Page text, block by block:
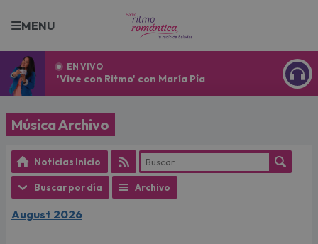
MENU
EN VIVO
'Vive con Ritmo' con María Pía
Música Archivo
Noticias Inicio
Buscar por día Archivo
August 2026